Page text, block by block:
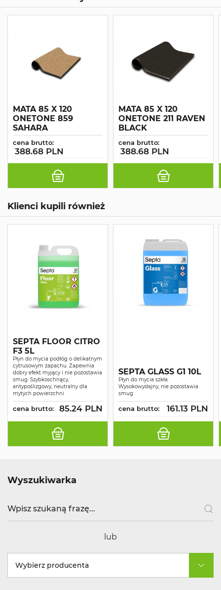
MATA 85 X 120
ONETONE 859
SAHARA
cena brutto:
388.68 PLN
MATA 85 X 120
ONETONE 211 RAVEN
BLACK
cena brutto:
388.68 PLN
Klienci kupili również
SEPTA FLOOR CITRO
F3 5L
Płyn do mycia podłóg o delikatnym
cytrusowym zapachu. Zapewnia
dobry efekt myjący i nie pozostawia
smug. Szybkoschnący,
antypoślizgowy, neutralny dla
mytych powierzchni
cena brutto: 85.24 PLN
SEPTA GLASS G1 10L
Płyn do mycia szkła.
Wysokowydajny, nie pozostawia
smug
cena brutto: 161.13 PLN
Wyszukiwarka
lub
Wybierz producenta